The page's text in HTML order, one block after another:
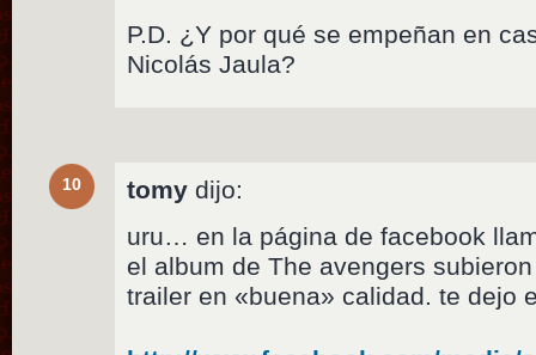
P.D. ¿Y por qué se empeñan en
Nicolás Jaula?
10 tomy dijo:
uru… en la página de facebook
el album de The avengers
trailer en «buena» calidad. te dejo